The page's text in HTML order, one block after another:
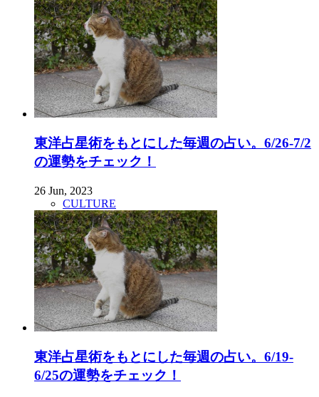
東洋占星術をもとにした毎週の占い。6/26-7/2
の運勢をチェック！
26 Jun, 2023
CULTURE
東洋占星術をもとにした毎週の占い。6/19-
6/25の運勢をチェック！